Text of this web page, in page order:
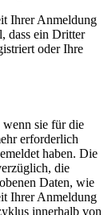
Ihrer Anmeldung
dass ein Dritter
oder Ihre
wenn sie für die
erforderlich
haben. Die
die
Daten, wie
Ihrer Anmeldung
innerhalb von